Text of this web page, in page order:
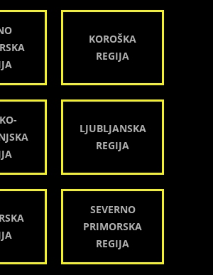
KOROŠKA
REGIJA
LJUBLJANSKA
REGIJA
SEVERNO
PRIMORSKA
REGIJA